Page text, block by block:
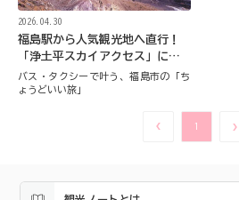
2026.04.30
福島駅から人気観光地へ直行！
「浄土平スカイアクセス」に乗
ってみました
バス・タクシーで叶う、福島市の「ち
ょうどいい旅」
1